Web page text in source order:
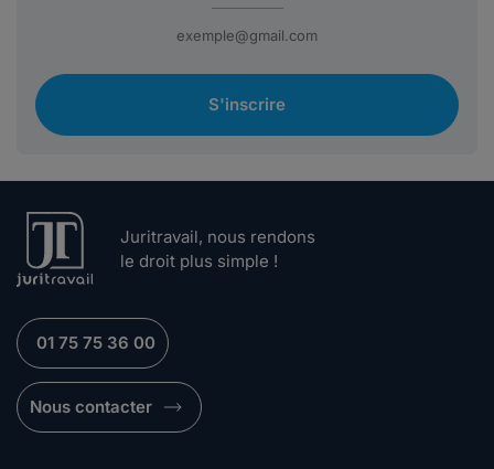
S'inscrire
Juritravail, nous rendons
le droit plus simple !
01 75 75 36 00
Nous contacter